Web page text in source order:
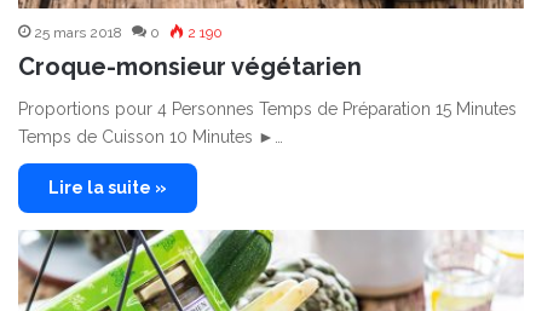
25 mars 2018 0 2 190
Croque-monsieur végétarien
Proportions pour 4 Personnes Temps de Préparation 15 Minutes
Temps de Cuisson 10 Minutes ►…
Lire la suite »